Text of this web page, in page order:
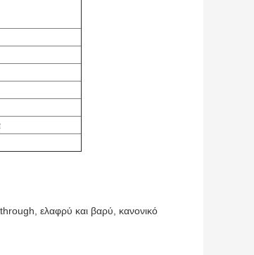
ελαφρύ και βαρύ, κανονικό